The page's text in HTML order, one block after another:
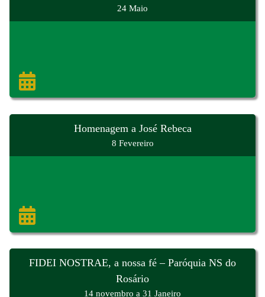
24 Maio
Homenagem a José Rebeca
8 Fevereiro
FIDEI NOSTRAE, a nossa fé – Paróquia NS do
Rosário
14 novembro a 31 Janeiro